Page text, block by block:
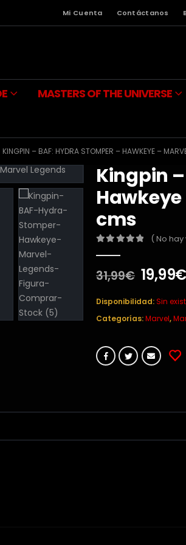
Mi Cuenta Contáctanos
MASTERS OF THE UNIVERSE
KINGPIN – BAF: HYDRA STOMPER – HAWKEYE –
Kingpin
Hawkeye
cms
( No
31,99€ El
precio
era:
19,99€
Disponibilidad:Sin
Categorías:Marvel,